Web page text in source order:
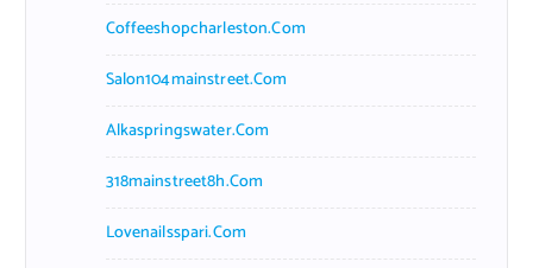
Coffeeshopcharleston.com
Salon104mainstreet.com
Alkaspringswater.com
318mainstreet8h.com
Lovenailsspari.com